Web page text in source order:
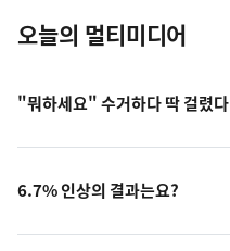
오늘의 멀티미디어
"뭐하세요" 수거하다 딱 걸렸다
6.7% 인상의 결과는요?